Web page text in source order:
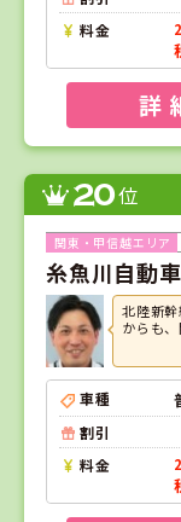
料金
詳
20位
糸魚川自動
北陸新
からも
車種
割引
料金